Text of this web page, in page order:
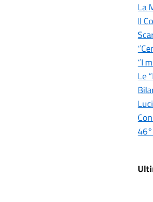
La
Il
“I
Le